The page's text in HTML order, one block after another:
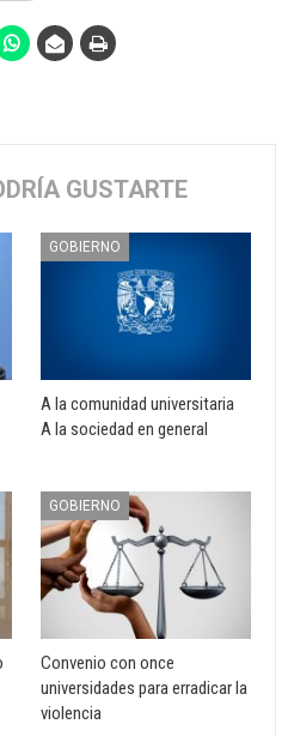
GUSTARTE
GOBIERNO
A la comunidad universitaria
A la sociedad en general
GOBIERNO
Convenio con once
universidades para erradicar la
violencia